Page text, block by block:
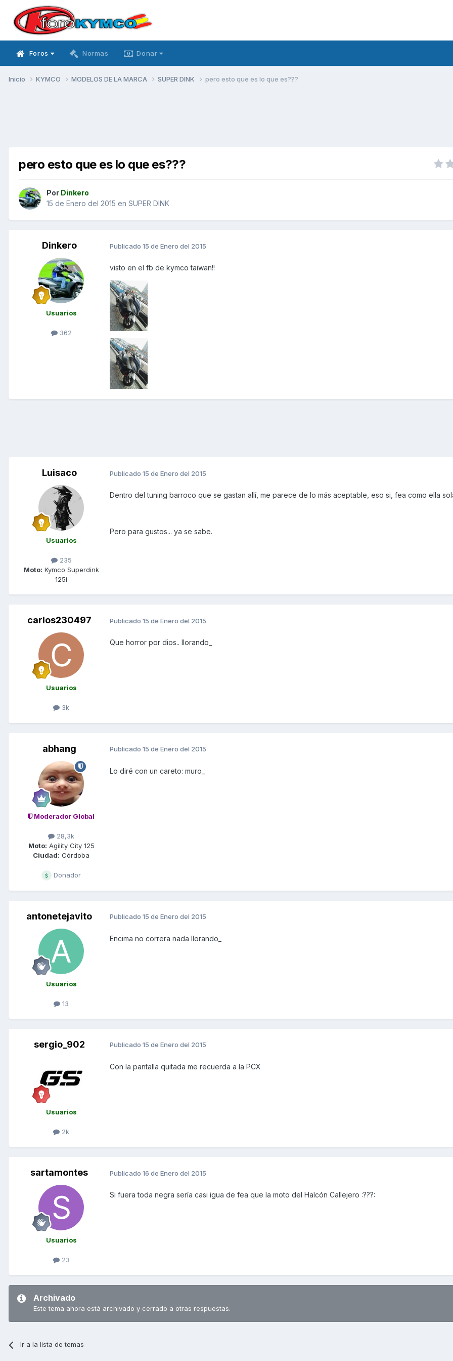
Foros Normas Donar
Inicio KYMCO MODELOS DE LA MARCA SUPER DINK pero esto que es lo que es???
pero esto que es lo que es???
Por Dinkero
15 de Enero del 2015 en SUPER DINK
Dinkero
Usuarios
362
Publicado 15 de Enero del 2015
visto en el fb de kymco taiwan!!
Luisaco
Usuarios
235
Moto: Kymco Superdink
125i
Publicado 15 de Enero del 2015
Dentro del tuning barroco que se gastan allí, me parece de lo más aceptable, eso si, fea como ella
Pero para gustos... ya se sabe.
carlos230497
Usuarios
3k
Publicado 15 de Enero del 2015
Que horror por dios.. llorando_
abhang
Moderador Global
28,3k
Moto: Agility City 125
Ciudad: Córdoba
Donador
Publicado 15 de Enero del 2015
Lo diré con un careto: muro_
antonetejavito
Usuarios
13
Publicado 15 de Enero del 2015
Encima no correra nada llorando_
sergio_902
Usuarios
2k
Publicado 15 de Enero del 2015
Con la pantalla quitada me recuerda a la PCX
sartamontes
Usuarios
23
Publicado 16 de Enero del 2015
Si fuera toda negra sería casi igua de fea que la moto del Halcón Callejero :???:
Archivado
Este tema ahora está archivado y cerrado a otras respuestas.
Ir a la lista de temas